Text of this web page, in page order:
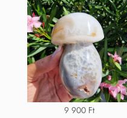
9 900 Ft